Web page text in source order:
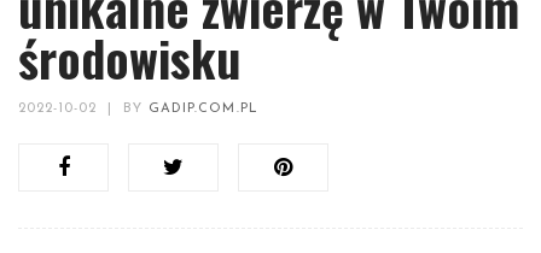
środowisku
2022-10-02 BY GADIP.COM.PL